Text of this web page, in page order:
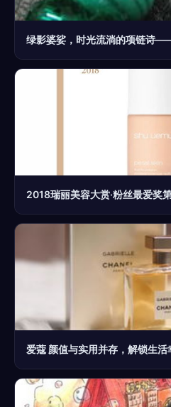
绿影婆娑，时光流淌的项链诗
爱蔻 颜值与实用并存，解锁生